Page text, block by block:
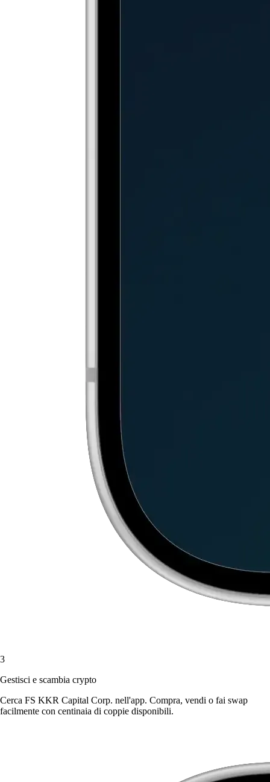
3
Gestisci e scambia crypto
Cerca FS KKR Capital Corp. nell'app. Compra, vendi o fai swap
facilmente con centinaia di coppie disponibili.